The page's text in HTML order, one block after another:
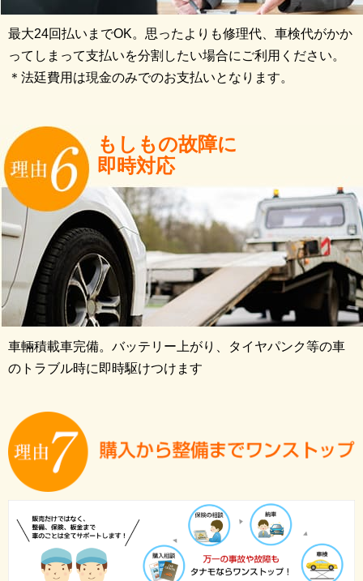
最大24回払いまでOK。思ったよりも修理代、車検代がかか
ってしまって支払いを分割したい場合にご利用ください。
＊法廷費用は現金のみでのお支払いとなります。
もしもの故障に
即時対応
車輛積載車完備。バッテリー上がり、タイヤパンク等の車
のトラブル時に即時駆けつけます